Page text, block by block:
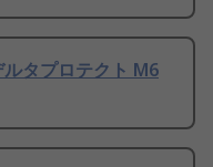
タプロテクト M6